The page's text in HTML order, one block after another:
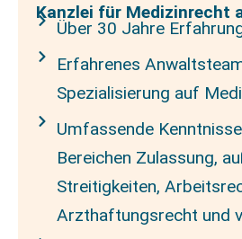
Kanzlei für Medizinrecht
Über 30 Jahre
Erfahrenes
Spezialisierung auf
Umfassende
Bereichen Zulassung,
Streitigkeiten,
Arzthaftungsrecht und